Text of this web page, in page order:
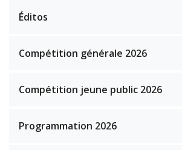
Éditos
Compétition générale 2026
Compétition jeune public 2026
Programmation 2026